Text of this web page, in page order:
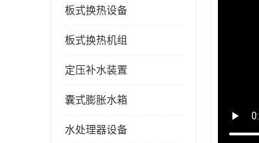
板式换热设备
板式换热机组
定压补水装置
囊式膨胀水箱
水处理器设备